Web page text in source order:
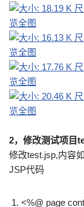
2，修改测试项目
修改test.jsp,内容
JSP代码
<%@ page